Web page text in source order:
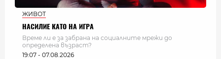
ЖИВОТ
НАСИЛИЕ КАТО НА ИГРА
Време ли е за забрана на социалните мрежи до
определена възраст?
19:07 - 07.08.2026